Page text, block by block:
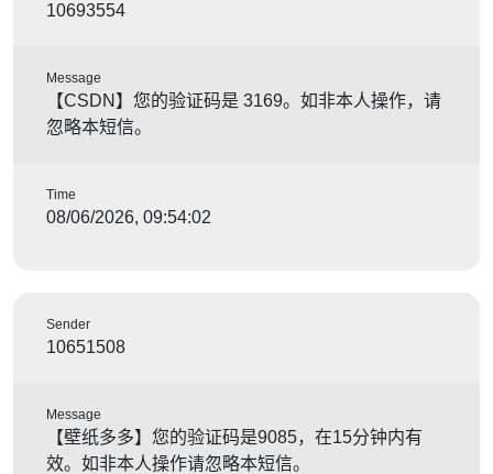
10693554
Message
【CSDN】您的验证码是 3169。如非本人操作，请
忽略本短信。
Time
08/06/2026, 09:54:02
Sender
10651508
Message
【壁纸多多】您的验证码是9085，在15分钟内有
效。如非本人操作请忽略本短信。